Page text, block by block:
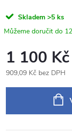
Napište nám
Produkt:
CX-7
Jméno
Skladem >5 ks
1 100 Kč
909,09 Kč bez DPH